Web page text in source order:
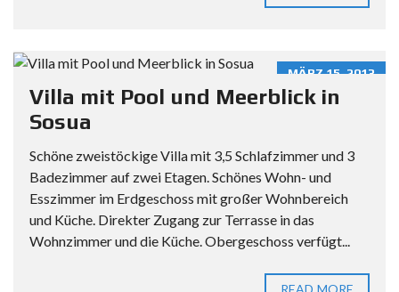
MÄRZ 15, 2013
Villa mit Pool und Meerblick in
Sosua
Schöne zweistöckige Villa mit 3,5 Schlafzimmer und 3
Badezimmer auf zwei Etagen. Schönes Wohn- und
Esszimmer im Erdgeschoss mit großer Wohnbereich
und Küche. Direkter Zugang zur Terrasse in das
Wohnzimmer und die Küche. Obergeschoss verfügt...
READ MORE